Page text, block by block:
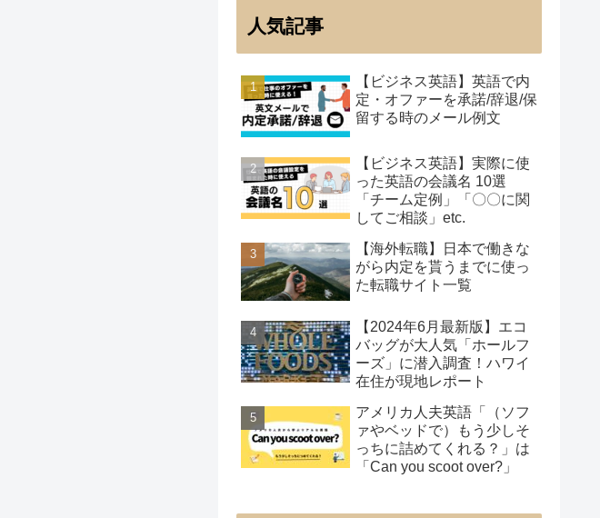
人気記事
【ビジネス英語】英語で内
定・オファーを承諾/辞退/保
留する時のメール例文
【ビジネス英語】実際に使
った英語の会議名 10選
「チーム定例」「〇〇に関
してご相談」etc.
【海外転職】日本で働きな
がら内定を貰うまでに使っ
た転職サイト一覧
【2024年6月最新版】エコ
バッグが大人気「ホールフ
ーズ」に潜入調査！ハワイ
在住が現地レポート
アメリカ人夫英語「（ソフ
ァやベッドで）もう少しそ
っちに詰めてくれる？」は
「Can you scoot over?」